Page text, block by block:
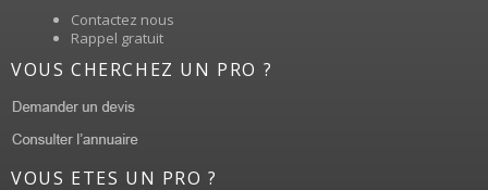
Contactez nous
Rappel gratuit
VOUS CHERCHEZ UN PRO ?
VOUS ETES UN PRO ?